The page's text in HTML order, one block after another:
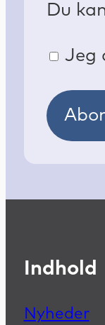
Du
Jeg
Indhold
Nyheder